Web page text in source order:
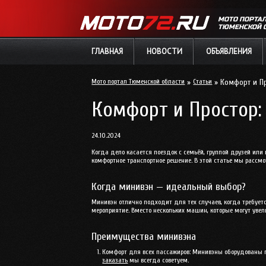
МОТО
ТЮМЕНСКОЙ
ГЛАВНАЯ НОВОСТИ ОБЪЯВЛЕНИЯ
Мото портал Тюменской области»Статьи» Комфорт и
Комфорт и
24.10.2024
Когда дело касается поездок с семьёй, группой друзей
комфортное транспортное решение. В этой статье мы
Когда минивэн — идеальный выбор?
Минивэн отлично подходит для тех случаев, когда
мероприятие. Вместо нескольких машин, которые могут
Преимущества минивэна
Комфорт для всех пассажиров: Минивэны оборудованы
заказать мы всегда советуем.